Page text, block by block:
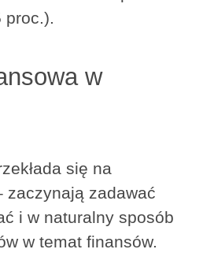
proc.).
w
się na
zaczynają zadawać
i w naturalny sposób
w temat finansów.